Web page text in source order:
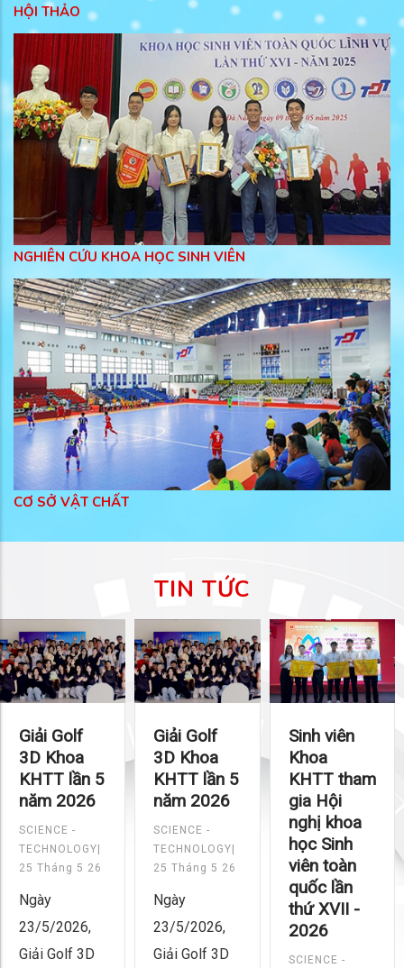
HỘI THẢO
NGHIÊN CỨU KHOA HỌC SINH VIÊN
CƠ SỞ VẬT CHẤT
TIN TỨC
Giải Golf
3D Khoa
KHTT lần 5
năm 2026
SCIENCE -
TECHNOLOGY|
25 Tháng 5 26
Ngày
23/5/2026,
Giải Golf 3D
Giải Golf
3D Khoa
KHTT lần 5
năm 2026
SCIENCE -
TECHNOLOGY|
25 Tháng 5 26
Ngày
23/5/2026,
Giải Golf 3D
Sinh viên
Khoa
KHTT tham
gia Hội
nghị khoa
học Sinh
viên toàn
quốc lần
thứ XVII -
2026
SCIENCE -